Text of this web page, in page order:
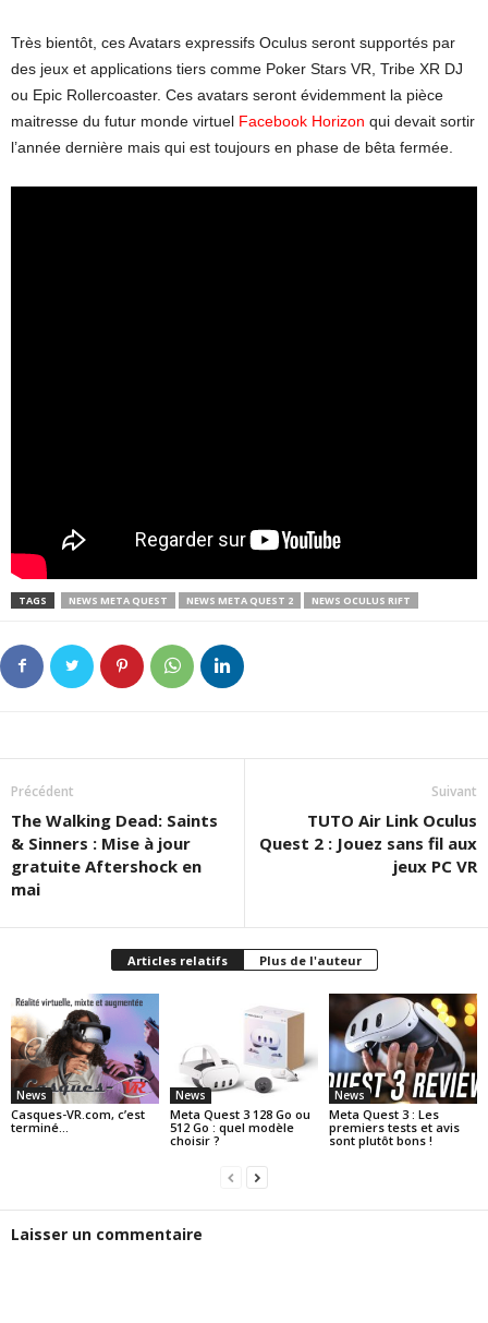
Très bientôt, ces Avatars expressifs Oculus seront supportés par
des jeux et applications tiers comme Poker Stars VR, Tribe XR DJ
ou Epic Rollercoaster. Ces avatars seront évidemment la pièce
maitresse du futur monde virtuel Facebook Horizon qui devait sortir
l’année dernière mais qui est toujours en phase de bêta fermée.
TAGS NEWS META QUEST NEWS META QUEST 2 NEWS OCULUS RIFT
Précédent
The Walking Dead: Saints
& Sinners : Mise à jour
gratuite Aftershock en
mai
Suivant
TUTO Air Link Oculus
Quest 2 : Jouez sans fil aux
jeux PC VR
Articles relatifs Plus de l'auteur
News
Casques-VR.com, c’est
terminé…
News
Meta Quest 3 128 Go ou
512 Go : quel modèle
choisir ?
News
Meta Quest 3 : Les
premiers tests et avis
sont plutôt bons !
Laisser un commentaire